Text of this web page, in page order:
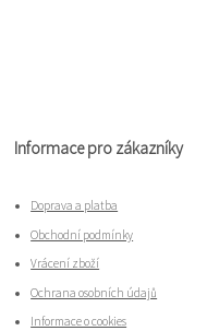
Informace pro zákazníky
Doprava a platba
Obchodní podmínky
Vrácení zboží
Ochrana osobních údajů
Informace o cookies